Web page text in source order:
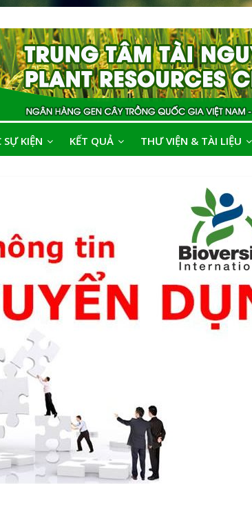
KIỆN KẾT QUẢ THƯ VIỆN & TÀI LIỆU